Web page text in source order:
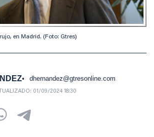
en Madrid. (Foto: Gtres)
dhernandez@gtresonline.com
01/09/2024 18:30